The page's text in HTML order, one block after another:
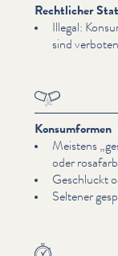
Rechtlicher
Illegal:
sind verboten
Konsumformen
Meistens„
oder
Geschluckt
Seltener